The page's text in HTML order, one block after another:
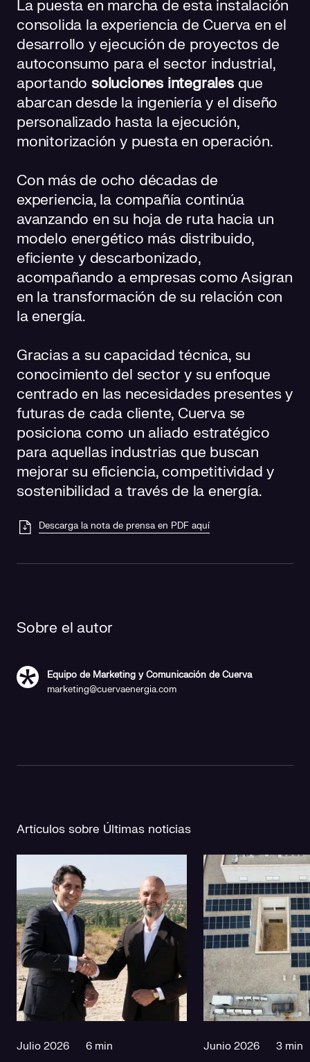
La puesta en marcha de esta instalación
consolida la experiencia de Cuerva en el
desarrollo y ejecución de proyectos de
autoconsumo para el sector industrial,
aportandosoluciones integralesque
abarcan desde la ingeniería y el diseño
personalizado hasta la ejecución,
monitorización y puesta en operación.
Con más de ocho décadas de
experiencia, la compañía continúa
avanzando en su hoja de ruta hacia un
modelo energético más distribuido,
eficiente y descarbonizado,
acompañando a empresas como Asigran
en la transformación de su relación con
la energía.
Gracias a su capacidad técnica, su
conocimiento del sector y su enfoque
centrado en las necesidades presentes y
futuras de cada cliente, Cuerva se
posiciona como un aliado estratégico
para aquellas industrias que buscan
mejorar su eficiencia, competitividad y
sostenibilidad a través de la energía.
Descarga la nota de prensa en PDF aquí
Sobre el autor
Equipo de Marketing y Comunicación de Cuerva
marketing@cuervaenergia.com
Artículos sobre Últimas noticias
Julio 2026 6 min Junio 2026 3 min